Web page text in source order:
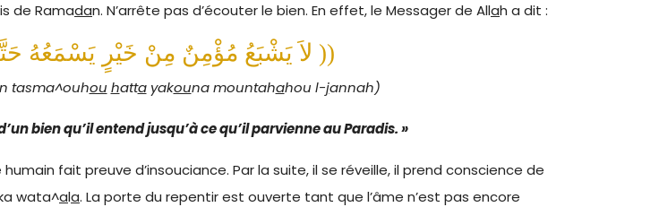
de Ramadan. N’arrête pas d’écouter le bien. En effet, le Messager de Allah a dit :
(( لاَ يَشْبَعُ مُؤْمِنٌ مِنْ خَيْرٍ يَسْمَعُهُ حَتَّى يَكُونَ مُنْتَهَاهُ الجنَّةَ ))
tasma^ouhou hattayakouna mountahahou l-jannah)
bien qu’il entend jusqu’à ce qu’il parvienne au Paradis. »
fait preuve d’insouciance. Par la suite, il se réveille, il prend conscience de
wata^ala. La porte du repentir est ouverte tant que l’âme n’est pas encore